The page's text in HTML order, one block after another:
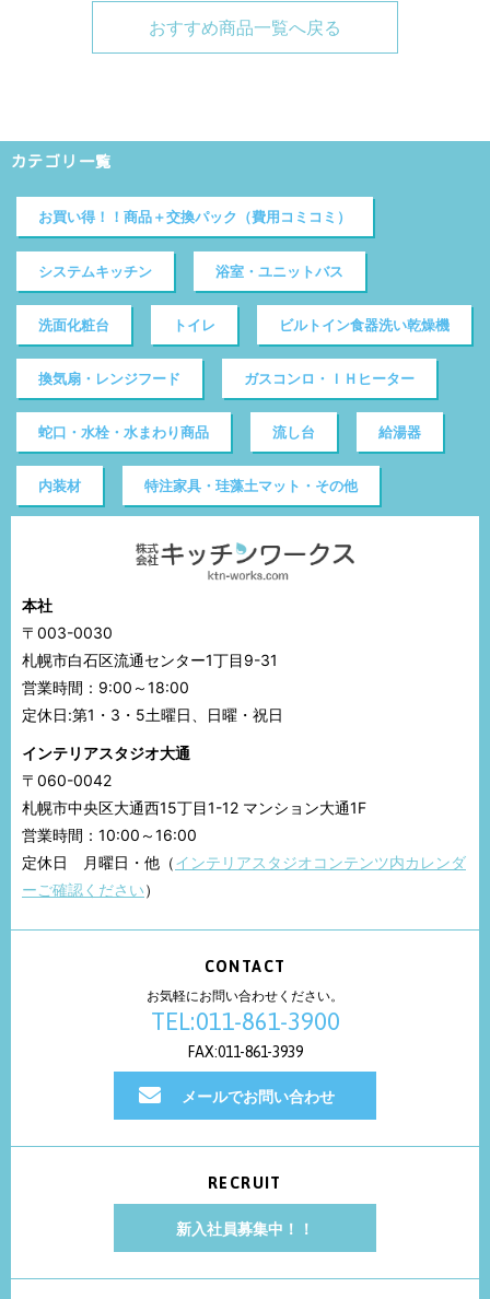
おすすめ商品一覧へ戻る
カテゴリ一覧
お買い得！！商品＋交換パック（費用コミコミ）
システムキッチン 浴室・ユニットバス
洗面化粧台 トイレ ビルトイン食器洗い乾燥機
換気扇・レンジフード ガスコンロ・ＩＨヒーター
蛇口・水栓・水まわり商品 流し台 給湯器
内装材 特注家具・珪藻土マット・その他
本社
〒003-0030
札幌市白石区流通センター1丁目9-31
営業時間：9:00～18:00
定休日:第1・3・5土曜日、日曜・祝日
インテリアスタジオ大通
〒060-0042
札幌市中央区大通西15丁目1-12 マンション大通1F
営業時間：10:00～16:00
定休日 月曜日・他（インテリアスタジオコンテンツ内カレンダ
ーご確認ください）
CONTACT
お気軽にお問い合わせください。
TEL:011-861-3900
FAX:011-861-3939
メールでお問い合わせ
RECRUIT
新入社員募集中！！